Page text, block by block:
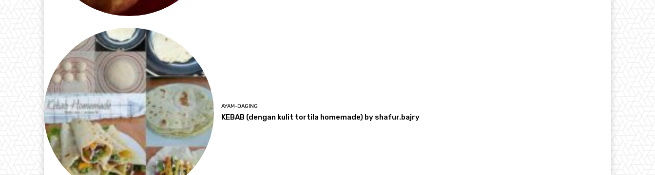
AYAM-DAGING
KEBAB (dengan kulit tortila homemade) by shafur.bajry